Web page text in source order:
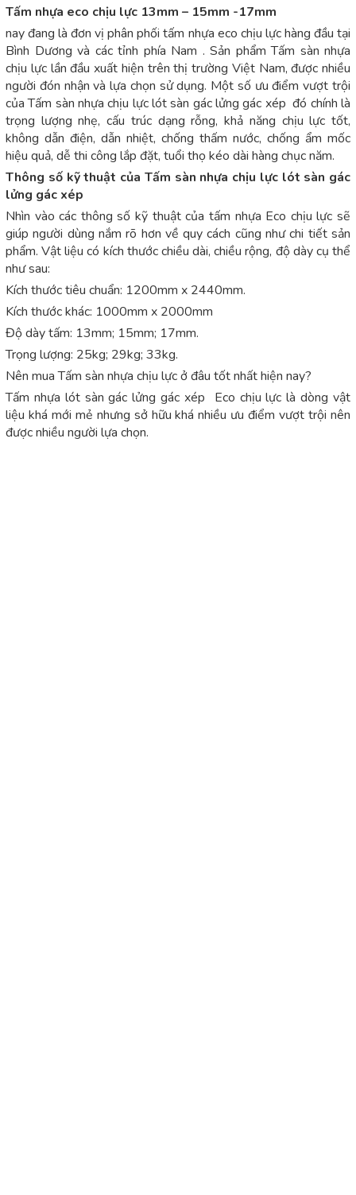
Tấm nhựa eco chịu lực 13mm – 15mm -17mm
nay đang là đơn vị phân phối tấm nhựa eco chịu lực hàng đầu tại
Bình Dương và các tỉnh phía Nam . Sản phẩm Tấm sàn nhựa
chịu lực lần đầu xuất hiện trên thị trường Việt Nam, được nhiều
người đón nhận và lựa chọn sử dụng. Một số ưu điểm vượt trội
của Tấm sàn nhựa chịu lực lót sàn gác lửng gác xép đó chính là
trọng lượng nhẹ, cấu trúc dạng rỗng, khả năng chịu lực tốt,
không dẫn điện, dẫn nhiệt, chống thấm nước, chống ẩm mốc
hiệu quả, dễ thi công lắp đặt, tuổi thọ kéo dài hàng chục năm.
Thông số kỹ thuật của Tấm sàn nhựa chịu lực lót sàn gác
lửng gác xép
Nhìn vào các thông số kỹ thuật của tấm nhựa Eco chịu lực sẽ
giúp người dùng nắm rõ hơn về quy cách cũng như chi tiết sản
phẩm. Vật liệu có kích thước chiều dài, chiều rộng, độ dày cụ thể
như sau:
Kích thước tiêu chuẩn: 1200mm x 2440mm.
Kích thước khác: 1000mm x 2000mm
Độ dày tấm: 13mm; 15mm; 17mm.
Trọng lượng: 25kg; 29kg; 33kg.
Nên mua Tấm sàn nhựa chịu lực ở đâu tốt nhất hiện nay?
Tấm nhựa lót sàn gác lửng gác xép Eco chịu lực là dòng vật
liệu khá mới mẻ nhưng sở hữu khá nhiều ưu điểm vượt trội nên
được nhiều người lựa chọn.